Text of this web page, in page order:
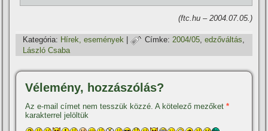
(ftc.hu – 2004.07.05.)
Kategória: Hí­rek, események | Címke: 2004/05,edzőváltás,
László Csaba
Vélemény, hozzászólás?
Az e-mail címet nem tesszük közzé. A kötelező mezőket*
karakterrel jelöltük